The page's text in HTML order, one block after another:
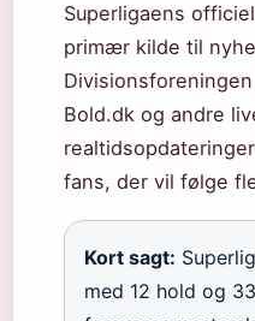
Superligaens
primær kilde til
Bold.dk og andre
fans, der vil følge
Kort sagt:
med 12 hold og